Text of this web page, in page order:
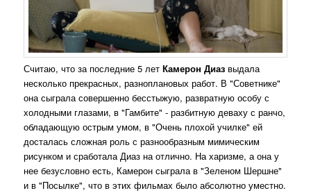
Считаю, что за последние 5 летКамерон Диаз выдала
несколько прекрасных, разноплановых работ. В "Советнике"
она сыграла совершенно бесстыжую, развратную особу с
холодными глазами, в "Гамбите" - разбитную деваху с ранчо,
обладающую острым умом, в "Очень плохой училке" ей
досталась сложная роль с разнообразным мимическим
рисунком и сработала Диаз на отлично. На харизме, а она у
нее безусловно есть, Камерон сыграла в "Зеленом Шершне"
и в "Посылке", что в этих фильмах было абсолютно уместно.